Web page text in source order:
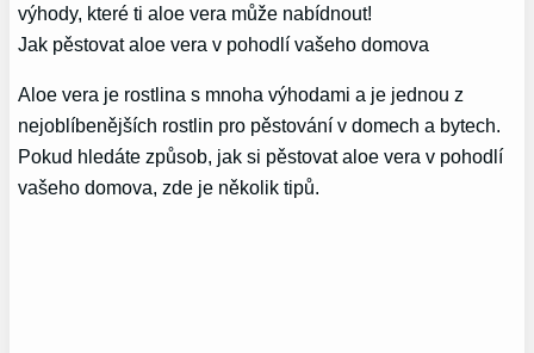
výhody, které ti aloe vera může nabídnout!
Jak pěstovat aloe vera v pohodlí vašeho domova
Aloe vera je rostlina s mnoha výhodami a je jednou z
nejoblíbenějších rostlin pro pěstování v domech a bytech.
Pokud hledáte způsob, jak si pěstovat aloe vera v pohodlí
vašeho domova, zde je několik tipů.